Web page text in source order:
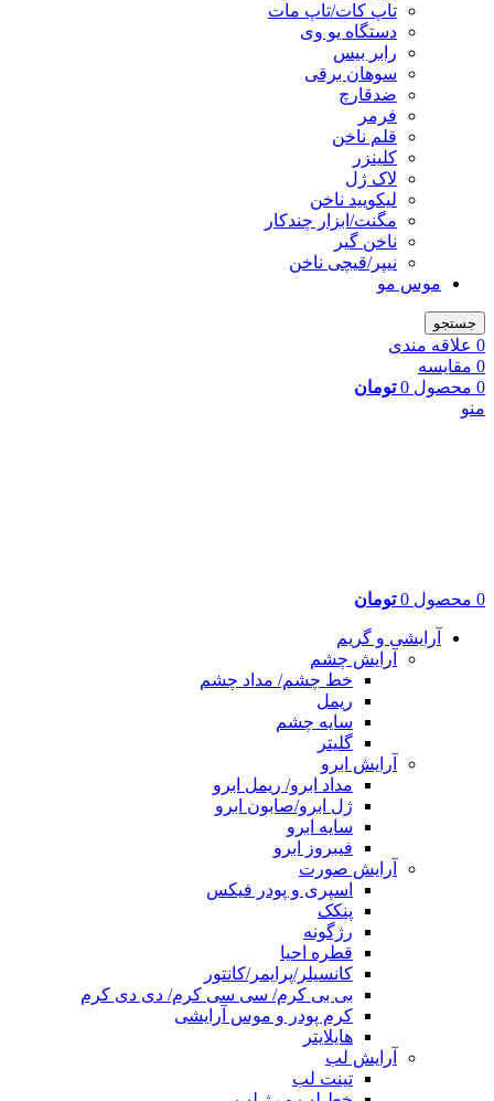
تاپ کات/تاپ مات
دستگاه یو وی
رابر بیس
سوهان برقی
ضدقارچ
فرمر
قلم ناخن
کلینزر
لاک ژل
لیکوييد ناخن
مگنت/ابزار چندکار
ناخن گیر
نیپر/قیچی ناخن
موس مو
جستجو
0 علاقه مندی
0 مقایسه
0 محصول 0 تومان
منو
0 محصول 0 تومان
آرایشی و گریم
آرایش چشم
خط چشم/ مداد چشم
ریمل
سایه چشم
گلیتر
آرایش ابرو
مداد ابرو/ ریمل ابرو
ژل ابرو/صابون ابرو
سایه ابرو
فیبروز ابرو
آرایش صورت
اسپری و پودر فیکس
پنکک
رژگونه
قطره احیا
کانسیلر/پرایمر/کانتور
بی بی کرم/ سی سی کرم/ دی دی کرم
کرم پودر و موس آرایشی
هایلایتر
آرایش لب
تینت لب